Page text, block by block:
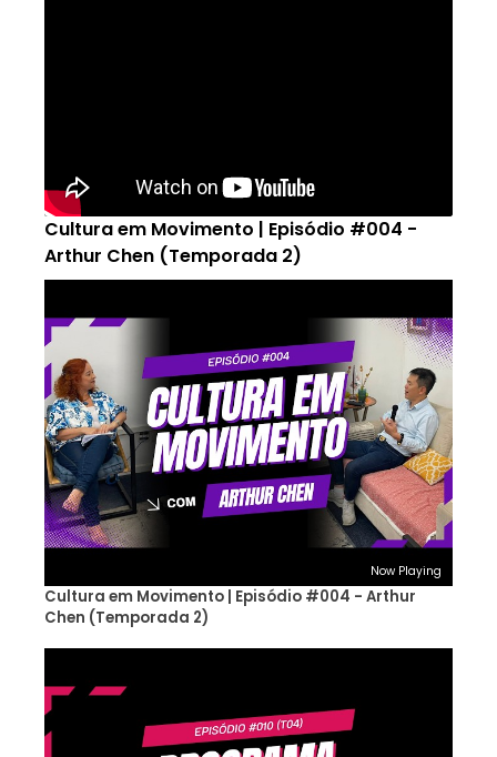
Cultura em Movimento | Episódio #004 -
Arthur Chen (Temporada 2)
Now Playing
Cultura em Movimento | Episódio #004 - Arthur
Chen (Temporada 2)